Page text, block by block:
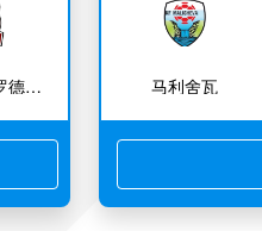
下诺夫哥罗德胜利 马利舍瓦